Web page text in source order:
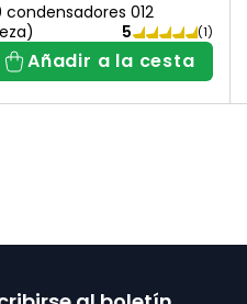
condensadores 012
La
valoración
media
del
5
Añadir a la cesta